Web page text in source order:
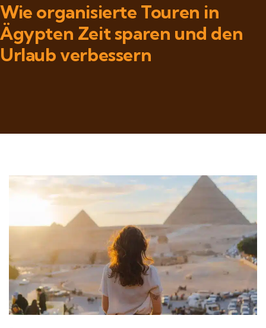
Wie organisierte Touren in
Ägypten Zeit sparen und den
Urlaub verbessern